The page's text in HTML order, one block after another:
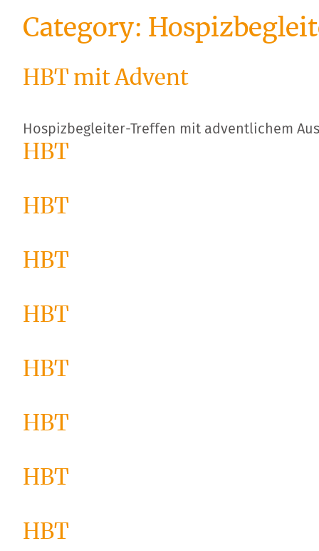
Category:
HBT mit Advent
Hospizbegleiter-Treffen mit adventlichem
HBT
HBT
HBT
HBT
HBT
HBT
HBT
HBT